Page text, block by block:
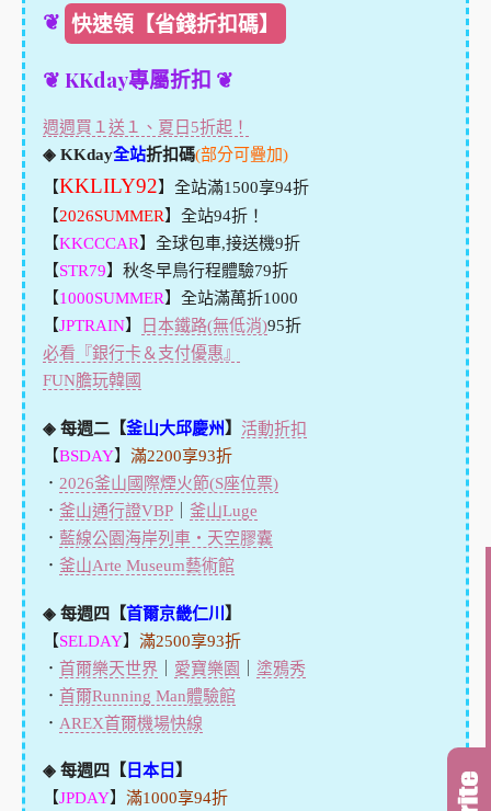
❦ 快速領【省錢折扣碼】
❦ KKday專屬折扣 ❦
週週買１送１、夏日5折起！
◈ KKday全站折扣碼(部分可疊加)
【KKLILY92】全站滿1500享94折
【2026SUMMER】全站94折！
【KKCCCAR】全球包車,接送機9折
【STR79】秋冬早鳥行程體驗79折
【1000SUMMER】全站滿萬折1000
【JPTRAIN】 日本鐵路(無低消)95折
必看『銀行卡＆支付優惠』
FUN膽玩韓國
◈ 每週二【釜山大邱慶州 】 活動折扣
【BSDAY】 滿2200享93折
． 2026釜山國際煙火節(S座位票)
． 釜山通行證VBP｜ 釜山Luge
． 藍線公園海岸列車・天空膠囊
． 釜山Arte Museum藝術館
◈ 每週四【首爾京畿仁川 】
【SELDAY】 滿2500享93折
． 首爾樂天世界 愛寶樂園
塗鴉秀
． 首爾Running Man體驗館
． AREX首爾機場快線
◈ 每週四【日本日 】
【JPDAY】 滿1000享94折